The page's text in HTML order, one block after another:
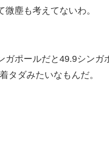
塵も考えてないわ。
ポールだと49.9シンガ
タダみたいなもんだ。